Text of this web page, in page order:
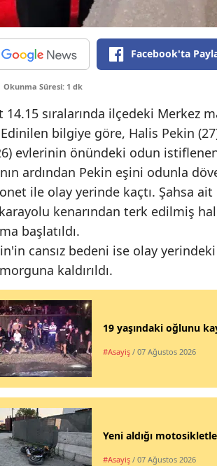
Facebook'ta
Okunma Süresi: 1 dk
14.15 sıralarında ilçedeki Merkez
Edinilen bilgiye göre, Halis Pekin
evlerinin önündeki odun
ardından Pekin eşini odunla
ile olay yerinde kaçtı. Şahsa
kenarından terk edilmiş
başlatıldı.
cansız bedeni ise olay
kaldırıldı.
19 yaşındaki oğlunu
#Asayiş / 07 Ağustos 2026
Yeni aldığı
#Asayiş / 07 Ağustos 2026